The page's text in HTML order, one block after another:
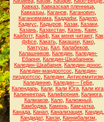
Кавказ, Кавказская пленница,
Кавказцы, Каганов, Каганович
Кагановмама Каддафи Кадило
Кадмус
Кадыров, Казак, Казаки,
Казань, Казахстан, Казнь, Каин,
Кайботт, Кайф, Как меня читают, Как
ффсе, Какать, Какашки, Како,
Кактусы Кал Калабеков
Калашников Каледин Каледин-
Ебарня Каледин-Шкабарнюк
Каледин-Шкабарня Каледин-донос
Каледин-мандоотсос
Каледин-
пиздоотсос
Каледин. Антисемитизм
Калединню, Каледин— ГеБе,
Календарь Кали Кали Юга Кали юга
Калининград Калифорния Калиюга
Калмаков, Кало, Калюжный,
Камбоджа Камень Камчатка
Канада Канал Канализация Кандид
Кандидат, Канзи, Каннибализм